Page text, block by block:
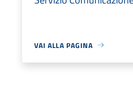
VAI ALLA PAGINA